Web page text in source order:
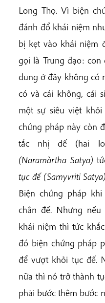
Long Thọ. Vì biện
đánh đổ khái niệm
bị kẹt vào khái niệm
gọi là Trung đạo: con
dung ở đây không có
có và cái không, cái
một sự siêu việt
chứng pháp này còn
tắc nhị đế (hai
(Naramàrtha Satya)
tục đế (Samyvriti Satya)
Biện chứng pháp
chân đế. Nhưng
khái niệm thì tức
đó biện chứng pháp
để vượt khỏi tục đế.
nữa thì nó trở thành
phải bước thêm bước